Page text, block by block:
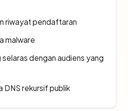
riwayat pendaftaran
malware
dengan audiens yang
DNS rekursif publik